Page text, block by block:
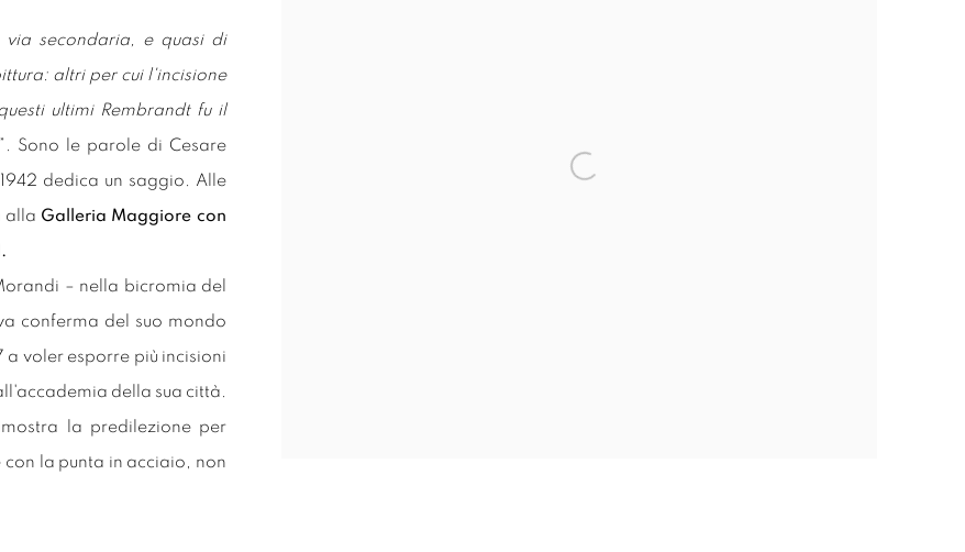
secondaria, e quasi di
altri per cui l'incisione
ultimi Rembrandt fu il
Sono le parole di Cesare
dedica un saggio. Alle
alla Galleria Maggiore con
– nella bicromia del
conferma del suo mondo
a voler esporre più incisioni
della sua città.
la predilezione per
la punta in acciaio, non